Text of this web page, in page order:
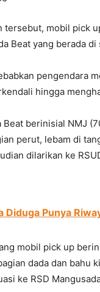
tersebut, mobil pick
Beat yang berada
pengendara
hingga
Beat berinisial NMJ
perut, lebam di
dilarikan ke
Diduga Punya
mobil pick up
dada dan bahu
ke RSD